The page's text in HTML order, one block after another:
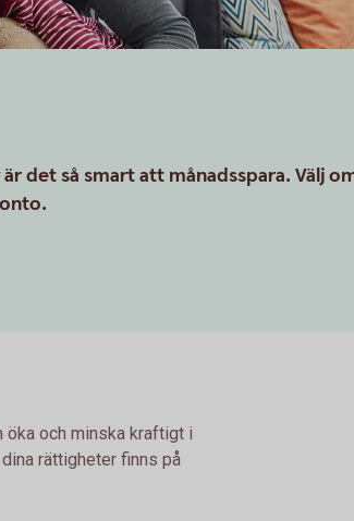
det så smart att månadsspara. Välj
öka och minska kraftigt i
rättigheter finns på